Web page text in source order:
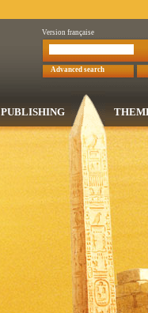
Version française
Advanced search
PUBLISHING